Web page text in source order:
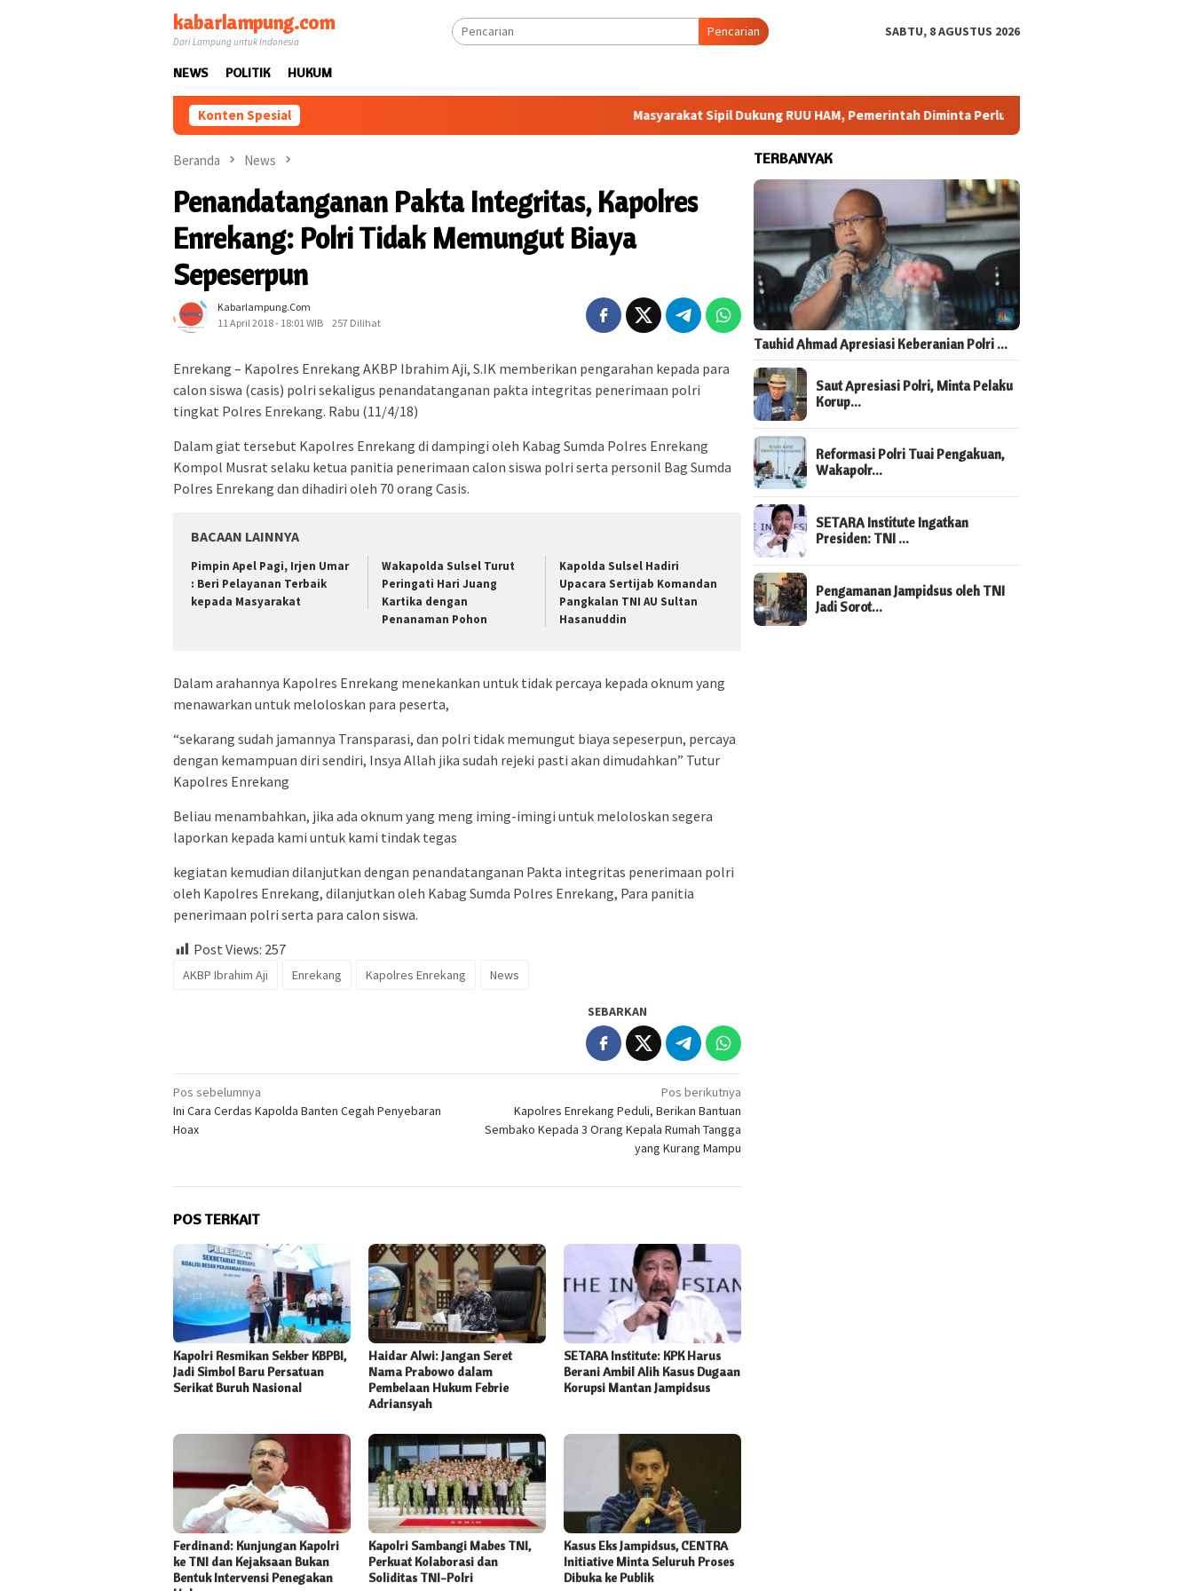
kabarlampung.com
Dari Lampung untuk Indonesia
Pencarian SABTU, 8 AGUSTUS 2026
NEWS POLITIK HUKUM
Konten Spesial Masyarakat Sipil Dukung RUU HAM, Pemerintah Diminta Perluas Ruang Konsultasi
Beranda News
Penandatanganan Pakta Integritas, Kapolres
Enrekang: Polri Tidak Memungut Biaya
Sepeserpun
Kabarlampung.com
11 April 2018 - 18:01 WIB
257 Dilihat
Enrekang – Kapolres Enrekang AKBP Ibrahim Aji, S.IK memberikan pengarahan kepada para
calon siswa (casis) polri sekaligus penandatanganan pakta integritas penerimaan polri
tingkat Polres Enrekang. Rabu (11/4/18)
Dalam giat tersebut Kapolres Enrekang di dampingi oleh Kabag Sumda Polres Enrekang
Kompol Musrat selaku ketua panitia penerimaan calon siswa polri serta personil Bag Sumda
Polres Enrekang dan dihadiri oleh 70 orang Casis.
BACAAN LAINNYA
Pimpin Apel Pagi, Irjen Umar
: Beri Pelayanan Terbaik
kepada Masyarakat
Wakapolda Sulsel Turut
Peringati Hari Juang
Kartika dengan
Penanaman Pohon
Kapolda Sulsel Hadiri
Upacara Sertijab Komandan
Pangkalan TNI AU Sultan
Hasanuddin
Dalam arahannya Kapolres Enrekang menekankan untuk tidak percaya kepada oknum yang
menawarkan untuk meloloskan para peserta,
“sekarang sudah jamannya Transparasi, dan polri tidak memungut biaya sepeserpun, percaya
dengan kemampuan diri sendiri, Insya Allah jika sudah rejeki pasti akan dimudahkan” Tutur
Kapolres Enrekang
Beliau menambahkan, jika ada oknum yang meng iming-imingi untuk meloloskan segera
laporkan kepada kami untuk kami tindak tegas
kegiatan kemudian dilanjutkan dengan penandatanganan Pakta integritas penerimaan polri
oleh Kapolres Enrekang, dilanjutkan oleh Kabag Sumda Polres Enrekang, Para panitia
penerimaan polri serta para calon siswa.
Post Views: 257
AKBP Ibrahim Aji Enrekang Kapolres Enrekang News
SEBARKAN
Navigasi
pos
Pos sebelumnya
Ini Cara Cerdas Kapolda Banten Cegah Penyebaran
Hoax
Pos berikutnya
Kapolres Enrekang Peduli, Berikan Bantuan
Sembako Kepada 3 Orang Kepala Rumah Tangga
yang Kurang Mampu
POS TERKAIT
Kapolri Resmikan Sekber KBPBI,
Jadi Simbol Baru Persatuan
Serikat Buruh Nasional
Haidar Alwi: Jangan Seret
Nama Prabowo dalam
Pembelaan Hukum Febrie
Adriansyah
SETARA Institute: KPK Harus
Berani Ambil Alih Kasus Dugaan
Korupsi Mantan Jampidsus
Ferdinand: Kunjungan Kapolri
ke TNI dan Kejaksaan Bukan
Bentuk Intervensi Penegakan
Kapolri Sambangi Mabes TNI,
Perkuat Kolaborasi dan
Soliditas TNI-Polri
Kasus Eks Jampidsus, CENTRA
Initiative Minta Seluruh Proses
Dibuka ke Publik
TERBANYAK
Tauhid Ahmad Apresiasi Keberanian Polri …
Saut Apresiasi Polri, Minta Pelaku
Korup…
Reformasi Polri Tuai Pengakuan,
Wakapolr…
SETARA Institute Ingatkan
Presiden: TNI …
Pengamanan Jampidsus oleh TNI
Jadi Sorot…